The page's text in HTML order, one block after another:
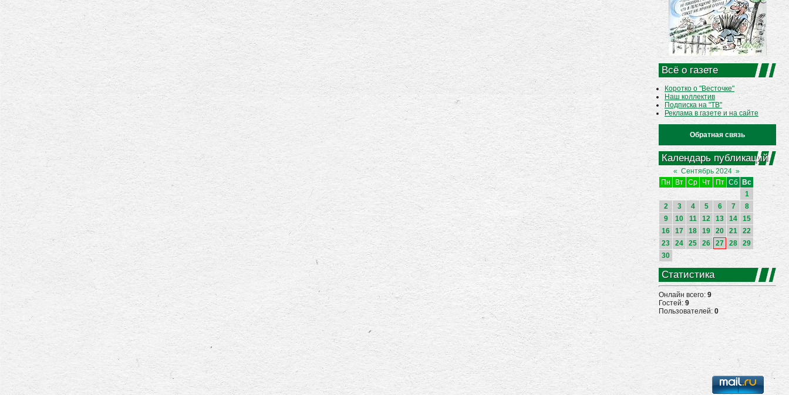
Всё о газете
Коротко о "Весточке"
Наш коллектив
Подписка на "ТВ"
Реклама в газете и на сайте
Обратная связь
Календарь публикаций
« Сентябрь 2024 »
Пн
Вт Ср Чт Пт Сб
Вс
1
2
3 4 5 6 7
8
9
10 11 12 13 14
15
16
17 18 19 20 21
22
23
24 25 26 27 28
29
30
Статистика
Онлайн всего: 9
Гостей: 9
Пользователей: 0